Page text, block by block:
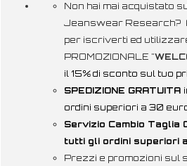
Non hai mai acquistato
Jeanswear Research?
per iscriverti ed
PROMOZIONALE "
il 15% di sconto sul tuo
SPEDIZIONE GRATUITA
ordini superiori a 30
Servizio Cambio Taglia
tutti gli ordini superiori
Prezzi e promozioni sul